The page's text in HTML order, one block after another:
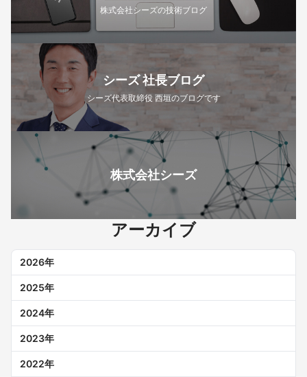
株式会社シーズの技術ブログ
シーズ 社長ブログ
シーズ代表取締役 西垣のブログです
株式会社シーズ
アーカイブ
2026年
2025年
2024年
2023年
2022年